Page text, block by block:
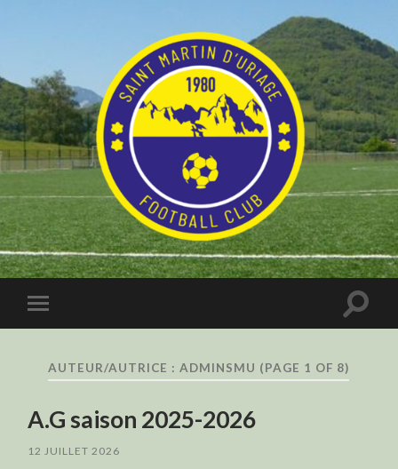
AUTEUR/AUTRICE :ADMINSMU (PAGE 1 OF 8)
A.G saison 2025-2026
12 JUILLET 2026